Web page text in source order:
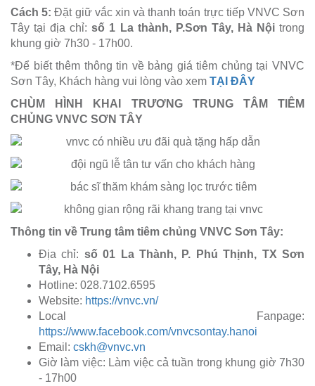
Cách 5: Đặt giữ vắc xin và thanh toán trực tiếp VNVC Sơn
Tây tại địa chỉ: số 1 La thành, P.Sơn Tây, Hà Nộitrong
khung giờ 7h30 - 17h00.
*Để biết thêm thông tin về bảng giá tiêm chủng tại VNVC
Sơn Tây, Khách hàng vui lòng vào xem TẠI ĐÂY
CHÙM HÌNH KHAI TRƯƠNG TRUNG TÂM TIÊM
CHỦNG VNVC SƠN TÂY
Thông tin về Trung tâm tiêm chủng VNVC Sơn Tây:
Địa chỉ: số 01 La Thành, P. Phú Thịnh, TX Sơn
Tây, Hà Nội
Hotline: 028.7102.6595
Website: https://vnvc.vn/
Local Fanpage:
https://www.facebook.com/vnvcsontay.hanoi
Email: cskh@vnvc.vn
Giờ làm việc: Làm việc cả tuần trong khung giờ 7h30
- 17h00